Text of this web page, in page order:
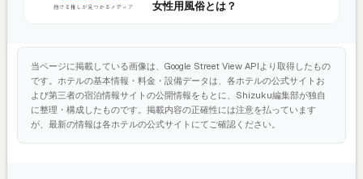
女性用風俗とは？
当ページに掲載している画像は、Google Street View APIより取得したもの
です。ホテルの基本情報・料金・設備データは、各ホテルの公式サイトお
よび第三者の宿泊情報サイトの公開情報をもとに、Shizuku編集部が独自
に整理・構成したものです。掲載内容の正確性には注意を払っています
が、最新の情報は各ホテルの公式サイトにてご確認ください。